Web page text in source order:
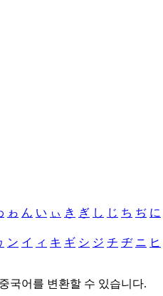
ゎ ん い ぃ き ぎ し じ ち ぢ に
ン イ ィ キ ギ シ ジ チ ヂ ニ ヒ
국어를 변환할 수 있습니다.